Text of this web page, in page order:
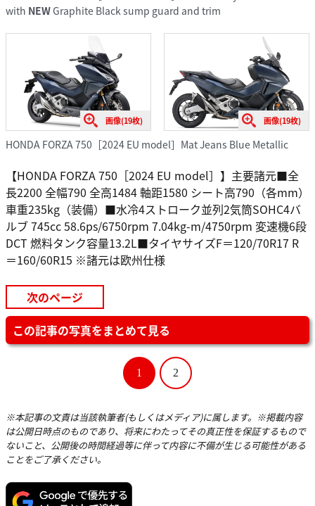
with NEWGraphite Black sump guard and trim
画像(19枚) 画像(19枚)
HONDA FORZA 750［2024 EU model］Mat Jeans Blue Metallic
【HONDA FORZA 750［2024 EU model］】主要諸元■全
長2200 全幅790 全高1484 軸距1580 シート高790（各mm）
車重235kg（装備）■水冷4ストローク並列2気筒SOHC4バ
ルブ 745cc 58.6ps/6750rpm 7.04kg-m/4750rpm 変速機6段
DCT 燃料タンク容量13.2L■タイヤサイズF＝120/70R17 R
＝160/60R15 ※諸元は欧州仕様
次のページ
この記事の写真をまとめて見る
1 2
※本記事の文責は当該執筆者(もしくはメディア)に属します。※掲載内容
は公開日時点のものであり、将来にわたってその真正性を保証するもので
ないこと、公開後の時間経過等に伴って内容に不備が生じる可能性がある
ことをご了承ください。